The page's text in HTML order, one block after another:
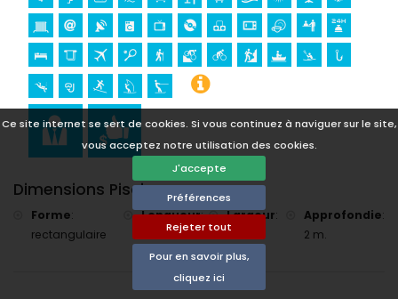
Ce site internet se sert de cookies. Si vous continuez à naviguer sur le site,
vous acceptez notre utilisation des cookies.
J'accepte
Préférences
Rejeter tout
Pour en savoir plus,
cliquez ici
Dimensions Piscine
Forme:
rectangulaire
Longueur:
Largeur:
3 m.
Approfondie:
2 m.